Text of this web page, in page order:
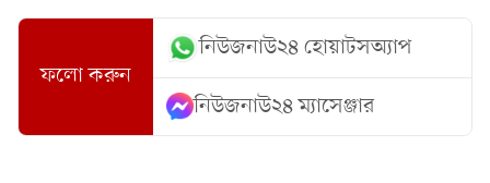
ফলো করুন
নিউজনাউ২৪ হোয়াটসঅ্যাপ
নিউজনাউ২৪ ম্যাসেঞ্জার